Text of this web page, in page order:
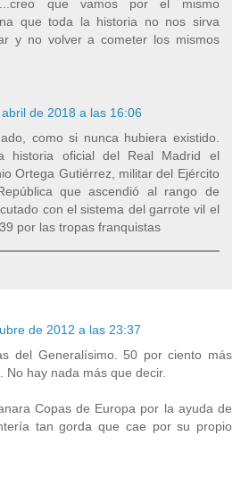
que vamos por el mismo
que toda la historia no nos sirva
y no volver a cometer los mismos
de 2018 a las 16:06
como si nunca hubiera existido.
historia oficial del Real Madrid el
Ortega Gutiérrez, militar del Ejército
que ascendió al rango de
con el sistema del garrote vil el
por las tropas franquistas
de 2012 a las 23:37
del Generalísimo. 50 por ciento más
No hay nada más que decir.
Copas de Europa por la ayuda de
tan gorda que cae por su propio